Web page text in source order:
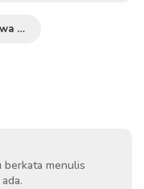
tips mudik bawa bayi
berkata menulis